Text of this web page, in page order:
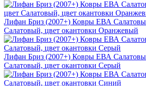
Лифан Бриз (2007+) Ковры ЕВА
Салатовый, цвет окантовки Оранжевый
Лифан Бриз (2007+) Ковры ЕВА
Салатовый, цвет окантовки Серый